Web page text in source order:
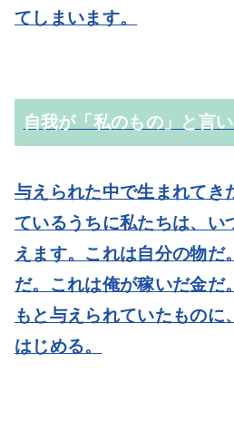
てしまいます。
自我が「私のもの」と言
与えられた中で生まれてき
ているうちに私たちは、い
えます。これは自分の物だ
だ。これは俺が稼いだ金だ
もと与えられていたものに
はじめる。